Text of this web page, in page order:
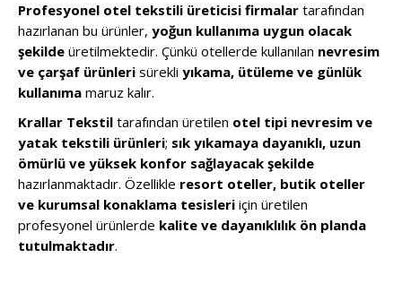
Profesyonel otel tekstili üreticisi firmalar tarafından
hazırlanan bu ürünler, yoğun kullanıma uygun olacak
şekilde üretilmektedir. Çünkü otellerde kullanılan nevresim
ve çarşaf ürünleri sürekli yıkama, ütüleme ve günlük
kullanıma maruz kalır.
Krallar Tekstil tarafından üretilen otel tipi nevresim ve
yatak tekstili ürünleri; sık yıkamaya dayanıklı, uzun
ömürlü ve yüksek konfor sağlayacak şekilde
hazırlanmaktadır. Özellikle resort oteller, butik oteller
ve kurumsal konaklama tesisleri için üretilen
profesyonel ürünlerde kalite ve dayanıklılık ön planda
tutulmaktadır.